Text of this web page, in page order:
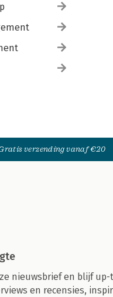
verzending vanaf €20
nieuwsbrief en blijf
en recensies,